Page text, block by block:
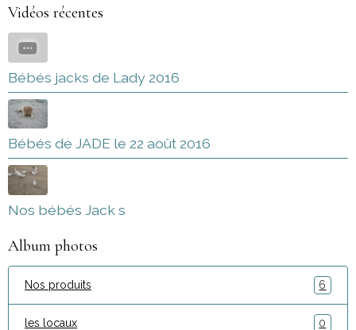
Vidéos récentes
Bébés jacks de Lady 2016
Bébés de JADE le 22 août 2016
Nos bébés Jack s
Album photos
Nos produits 6
les locaux 0